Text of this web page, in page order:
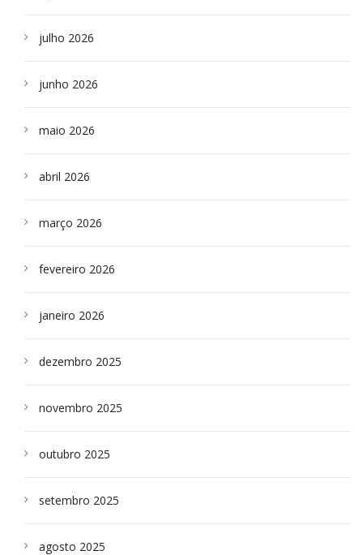
julho 2026
junho 2026
maio 2026
abril 2026
março 2026
fevereiro 2026
janeiro 2026
dezembro 2025
novembro 2025
outubro 2025
setembro 2025
agosto 2025